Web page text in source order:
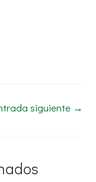
siguiente →